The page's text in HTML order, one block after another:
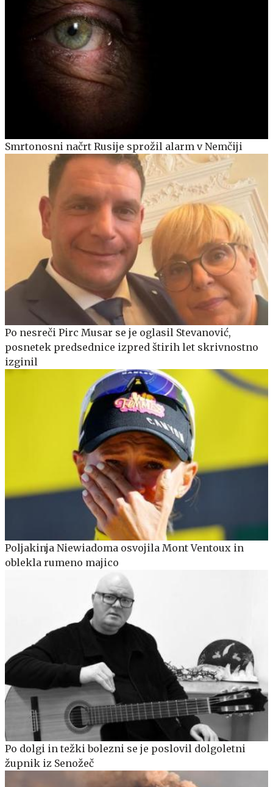
Smrtonosni načrt Rusije sprožil alarm v Nemčiji
Po nesreči Pirc Musar se je oglasil Stevanović,
posnetek predsednice izpred štirih let skrivnostno
izginil
Poljakinja Niewiadoma osvojila Mont Ventoux in
oblekla rumeno majico
Po dolgi in težki bolezni se je poslovil dolgoletni
župnik iz Senožeč